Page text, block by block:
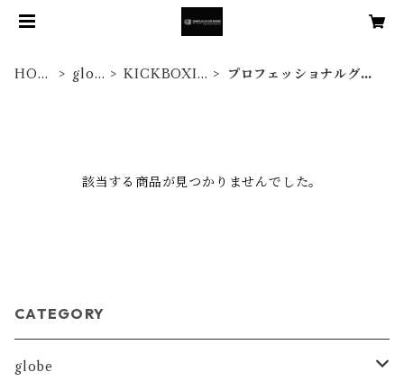
HOM
glob
KICKBOXIN
プロフェッショナルグロ
該当する商品が見つかりませんでした。
CATEGORY
globe